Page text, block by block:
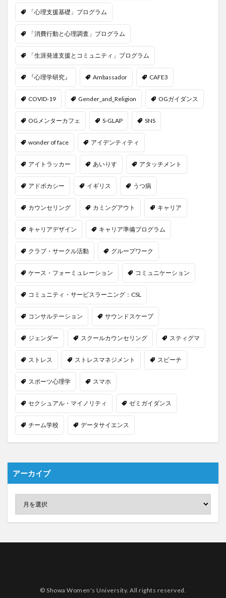
「心理支援基礎」プログラム
「消費行動と心理調査」プログラム
「生涯発達支援とコミュニティ」プログラム
『心理学研究』 Ambassador CAFE3
COVID-19 Gender_and_Religion OGガイダンス
OGメンターカフェ S-GLAP SNS
wonder of face アイデンティティ
アイトラッカー あいりす アタッチメント
アドボカシー イギリス うつ病
カウンセリング カミングアウト キャリア
キャリアデザイン キャリア準備プログラム
クラブ・サークル活動 グループワーク
ケース・フォーミュレーション コミュニケーション
コミュニティ・サービスラーニング：CSL
コンサルテーション サウンドスケープ
ジェンダー スクールカウンセリング スティグマ
ストレス ストレスマネジメント スピーチ
スポーツ心理学 スマホ
セクシュアル・マイノリティ ゼミガイダンス
チーム学校 データサイエンス
アーカイブ
© Showa Women's University. All rights reserved.